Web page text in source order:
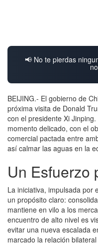
📢 No te pierdas
BEIJING.- El gobierno de
próxima visita de Donald
con el presidente Xi
momento delicado, con el
comercial pactada entre
así calmar las aguas en la
Un Esfuerzo
La iniciativa, impulsada por
un propósito claro:
mantiene en vilo a los
encuentro de alto nivel es
evitar una nueva escalada
marcado la relación